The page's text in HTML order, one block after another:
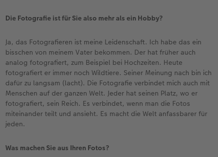
Die Fotografie ist für Sie also mehr als ein Hobby?
Ja, das Fotografieren ist meine Leidenschaft. Ich habe das ein
bisschen von meinem Vater bekommen. Der hat früher auch
analog fotografiert, zum Beispiel bei Hochzeiten. Heute
fotografiert er immer noch Wildtiere. Seiner Meinung nach bin ich
dafür zu langsam (lacht). Die Fotografie verbindet mich auch mit
Menschen auf der ganzen Welt. Jeder hat seinen Platz, wo er
fotografiert, sein Reich. Es verbindet, wenn man die Fotos
miteinander teilt und ansieht. Es macht die Welt anfassbarer für
jeden.
Was machen Sie aus Ihren Fotos?